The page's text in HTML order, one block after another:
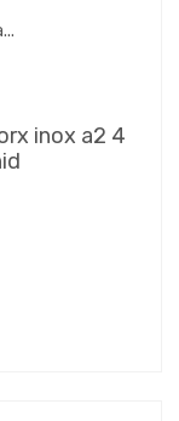
inox a2 4